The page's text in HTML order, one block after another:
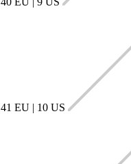
41 EU | 10 US